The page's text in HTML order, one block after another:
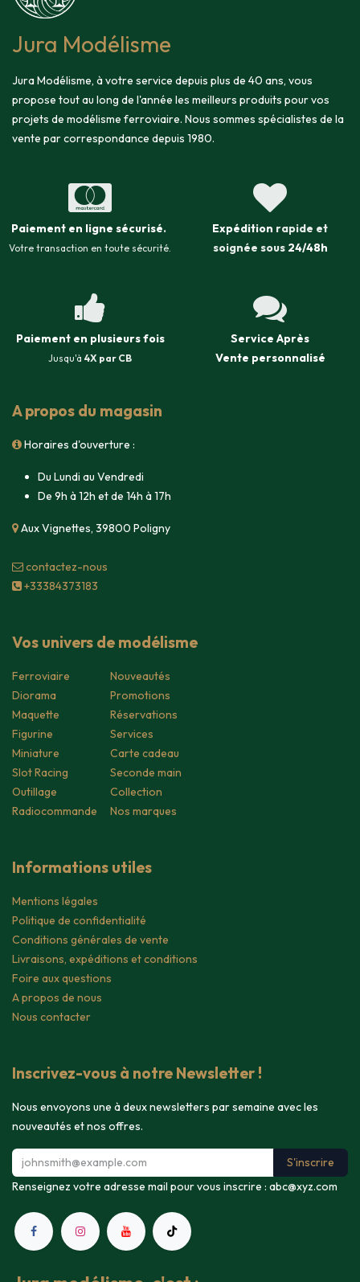
Jura Modélisme
Jura Modélisme, à votre service depuis plus de 40 ans, vous
propose tout au long de l'année les meilleurs produits pour vos
projets de modélisme ferroviaire. Nous sommes spécialistes de la
vente par correspondance depuis 1980.
Paiement en ligne sécurisé.
Votre transaction en toute sécurité.
Expédition rapide et
soignée sous 24/48h
Paiement en plusieurs fois
Jusqu'à 4X par CB
Service Après
Vente personnalisé
A propos du magasin
Horaires d'ouverture :
Du Lundi au Vendredi
De 9h à 12h et de 14h à 17h
Aux Vignettes, 39800 Poligny
contacte​z-nous
+33384373183
Vos univers de modélisme
Ferroviaire
Diorama
Maquette
Figurine
Miniature
Slot Racing
Outillage
Radiocommande
Nouveautés
Promotions
Réservations
Services
Carte cadeau
Seconde main
Collection
Nos marques
Informations utiles
Mentions légales
Politique de confidentialité
Conditions générales de vente
Livraisons, expéditions et conditions
Foire aux questions
A propos de nous
Nous contacter
Inscrivez-vous à notre Newsletter !
Nous envoyons une à deux newsletters par semaine avec les
nouveautés et nos offres.
S'inscrire
Renseignez votre adresse mail pour vous inscrire : abc@xyz.com